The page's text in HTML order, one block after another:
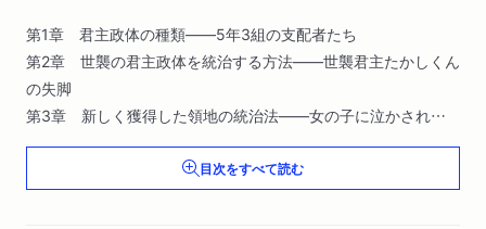
第1章 君主政体の種類――5年3組の支配者たち
第2章 世襲の君主政体を統治する方法――世襲君主たかしくん
の失脚
第3章 新しく獲得した領地の統治法――女の子に泣かされた
よしおくん
第4章 支配地での反乱――りょうくんの裏切りと混乱
第5章 自己の軍備と力量で君主となった場合――ひろしく
目次をすべて読む